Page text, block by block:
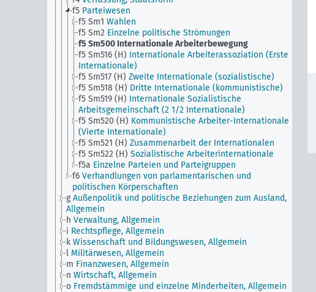
f5 Parteiwesen
f5 Sm1 Wahlen
f5 Sm2 Einzelne politische Strömungen
f5 Sm500 Internationale Arbeiterbewegung
f5 Sm516 (H) Internationale Arbeiterassoziation (Erste
Internationale)
f5 Sm517 (H) Zweite Internationale (sozialistische)
f5 Sm518 (H) Dritte Internationale (kommunistische)
f5 Sm519 (H) Internationale Sozialistische
Arbeitsgemeinschaft (2 1/2 Internationale)
f5 Sm520 (H) Kommunistische Arbeiter-Internationale
(Vierte Internationale)
f5 Sm521 (H) Zusammenarbeit der Internationalen
f5 Sm522 (H) Sozialistische Arbeiterinternationale
f5a Einzelne Parteien und Parteigruppen
f6 Verhandlungen von parlamentarischen und
politischen Körperschaften
g Außenpolitik und politische Beziehungen zum Ausland,
Allgemein
h Verwaltung, Allgemein
i Rechtspflege, Allgemein
k Wissenschaft und Bildungswesen, Allgemein
l Militärwesen, Allgemein
m Finanzwesen, Allgemein
n Wirtschaft, Allgemein
o Fremdstämmige und einzelne Minderheiten, Allgemein